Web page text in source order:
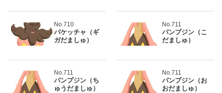
No.710
バケッチャ（ギ
ガだましゅ）
No.711
パンプジン（こ
だましゅ）
No.711
パンプジン（ち
ゅうだましゅ）
No.711
パンプジン（お
おだましゅ）